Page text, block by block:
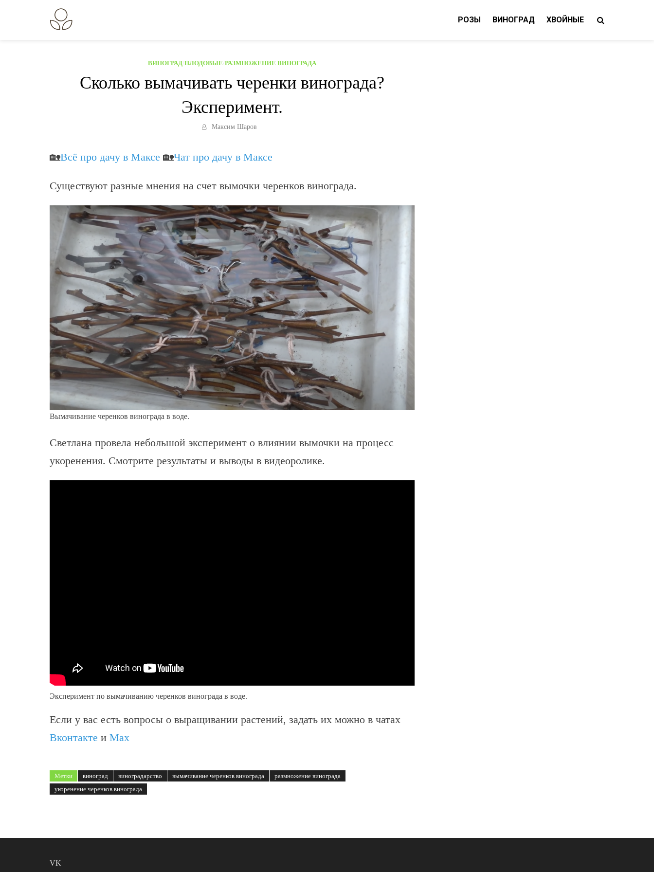
РОЗЫ ВИНОГРАД ХВОЙНЫЕ
ВИНОГРАД ПЛОДОВЫЕ РАЗМНОЖЕНИЕ ВИНОГРАДА
Сколько вымачивать черенки винограда?
Эксперимент.
Максим Шаров
🏡Всё про дачу в Максе 🏡Чат про дачу в Максе
Существуют разные мнения на счет вымочки черенков винограда.
Вымачивание черенков винограда в воде.
Светлана провела небольшой эксперимент о влиянии вымочки на процесс
укоренения. Смотрите результаты и выводы в видеоролике.
Эксперимент по вымачиванию черенков винограда в воде.
Если у вас есть вопросы о выращивании растений, задать их можно в чатах
Вконтакте и Max
Метки виноград виноградарство вымачивание черенков винограда
размножение винограда
укоренение черенков винограда
VK